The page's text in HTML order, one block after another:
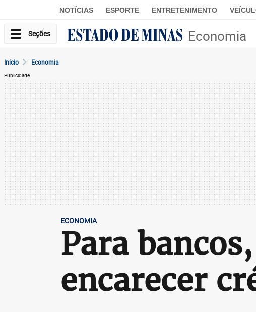
NOTÍCIAS ESPORTE ENTRETENIMENTO
Seções Economia
Início Economia
Publicidade
ECONOMIA
Para
encarecer